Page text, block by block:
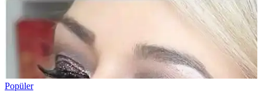
Popüler